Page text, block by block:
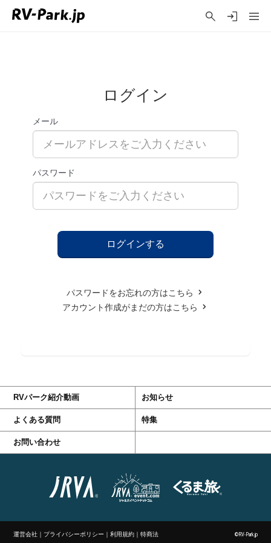
ログイン
メール
パスワード
パスワードをお忘れの方はこちら
アカウント作成がまだの方はこちら
RVパーク紹介動画 お知らせ
よくある質問 特集
お問い合わせ
運営会社 ｜ プライバシーポリシー ｜利用規約 ｜特商法 ©RV-Park.jp